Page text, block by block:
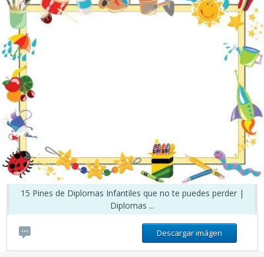
15 Pines de Diplomas Infantiles que no te puedes perder |
Diplomas ...
Descargar imágen